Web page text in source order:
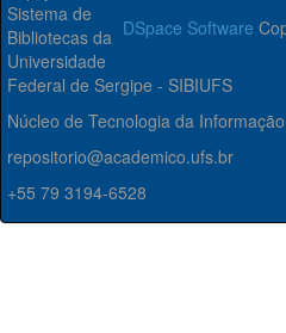
DSpace Software
Sistema de
Bibliotecas da
Universidade
Federal de Sergipe - SIBIUFS
Núcleo de Tecnologia da
repositorio@academico.ufs.br
+55 79 3194-6528